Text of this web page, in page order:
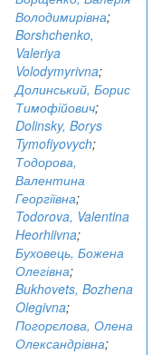
Володимирівна;
Borshchenko,
Valeriya
Volodymyrivna;
Долинський, Борис
Тимофійович;
Dolinsky, Borys
Tymofiyovych;
Тодорова,
Валентина
Георгіївна;
Todorova, Valentina
Heorhiivna;
Буховець, Божена
Олегівна;
Bukhovets, Bozhena
Olegivna;
Погорєлова, Олена
Олександрівна;